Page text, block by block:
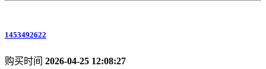
1453492622
购买时间 2026-04-25 12:08:27